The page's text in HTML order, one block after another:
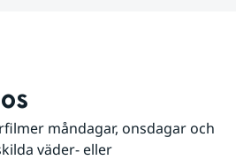
måndagar, onsdagar och
väder- eller